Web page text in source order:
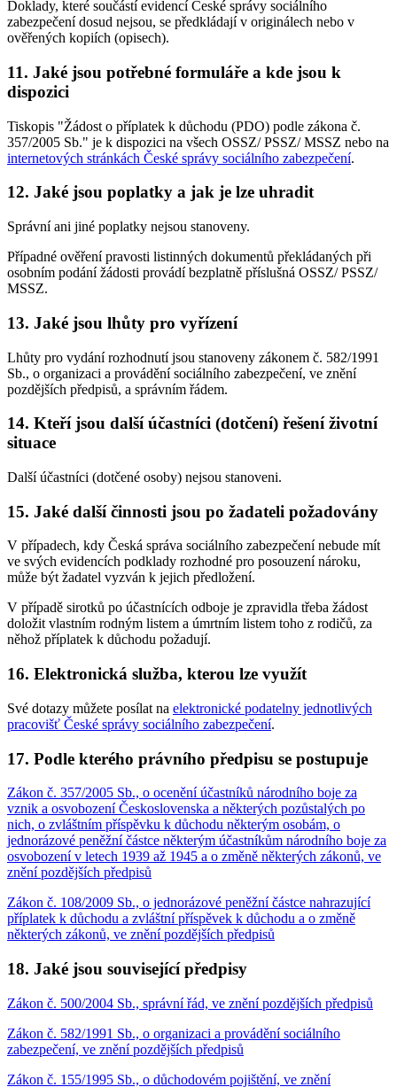
Doklady, které součástí evidencí České správy sociálního
zabezpečení dosud nejsou, se předkládají v originálech nebo v
ověřených kopiích (opisech).
11. Jaké jsou potřebné formuláře a kde jsou k
dispozici
Tiskopis "Žádost o příplatek k důchodu (PDO) podle zákona č.
357/2005 Sb." je k dispozici na všech OSSZ/ PSSZ/ MSSZ nebo na
internetových stránkách České správy sociálního zabezpečení.
12. Jaké jsou poplatky a jak je lze uhradit
Správní ani jiné poplatky nejsou stanoveny.
Případné ověření pravosti listinných dokumentů překládaných při
osobním podání žádosti provádí bezplatně příslušná OSSZ/ PSSZ/
MSSZ.
13. Jaké jsou lhůty pro vyřízení
Lhůty pro vydání rozhodnutí jsou stanoveny zákonem č. 582/1991
Sb., o organizaci a provádění sociálního zabezpečení, ve znění
pozdějších předpisů, a správním řádem.
14. Kteří jsou další účastníci (dotčení) řešení životní
situace
Další účastníci (dotčené osoby) nejsou stanoveni.
15. Jaké další činnosti jsou po žadateli požadovány
V případech, kdy Česká správa sociálního zabezpečení nebude mít
ve svých evidencích podklady rozhodné pro posouzení nároku,
může být žadatel vyzván k jejich předložení.
V případě sirotků po účastnících odboje je zpravidla třeba žádost
doložit vlastním rodným listem a úmrtním listem toho z rodičů, za
něhož příplatek k důchodu požadují.
16. Elektronická služba, kterou lze využít
Své dotazy můžete posílat na elektronické podatelny jednotlivých
pracovišť České správy sociálního zabezpečení.
17. Podle kterého právního předpisu se postupuje
Zákon č. 357/2005 Sb., o ocenění účastníků národního boje za
vznik a osvobození Československa a některých pozůstalých po
nich, o zvláštním příspěvku k důchodu některým osobám, o
jednorázové peněžní částce některým účastníkům národního boje za
osvobození v letech 1939 až 1945 a o změně některých zákonů, ve
znění pozdějších předpisů
Zákon č. 108/2009 Sb., o jednorázové peněžní částce nahrazující
příplatek k důchodu a zvláštní příspěvek k důchodu a o změně
některých zákonů, ve znění pozdějších předpisů
18. Jaké jsou související předpisy
Zákon č. 500/2004 Sb., správní řád, ve znění pozdějších předpisů
Zákon č. 582/1991 Sb., o organizaci a provádění sociálního
zabezpečení, ve znění pozdějších předpisů
Zákon č. 155/1995 Sb., o důchodovém pojištění, ve znění